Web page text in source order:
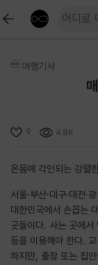
여행기사
9 4.8K
온몸에 각인되는 강렬
서울·부산·대구·대전·
대한민국에서 손꼽는
곳들이다. 사는 곳에서
등을 이용해야 한다.
하지만, 출장 또는 집